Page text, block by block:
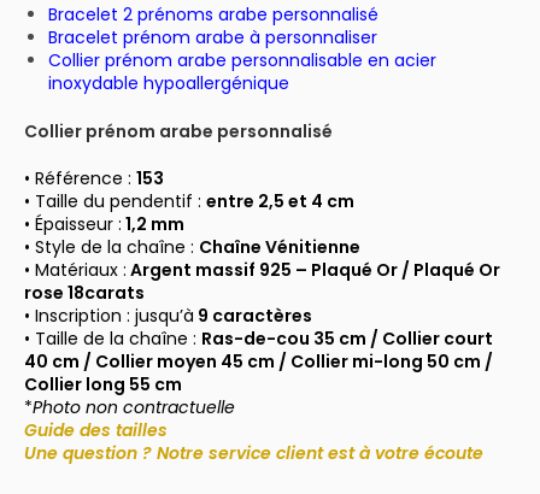
Bracelet 2 prénoms arabe personnalisé
Bracelet prénom arabe à personnaliser
Collier prénom arabe personnalisable en acier
inoxydable hypoallergénique
Collier prénom arabe personnalisé
• Référence : 153
• Taille du pendentif : entre 2,5 et 4 cm
• Épaisseur : 1,2 mm
• Style de la chaîne : Chaîne Vénitienne
• Matériaux : Argent massif 925 – Plaqué Or / Plaqué Or
rose 18carats
• Inscription : jusqu’à 9 caractères
• Taille de la chaîne : Ras-de-cou 35 cm / Collier court
40 cm / Collier moyen 45 cm / Collier mi-long 50 cm /
Collier long 55 cm
*Photo non contractuelle
Guide des tailles
Une question ? Notre service client est à votre écoute